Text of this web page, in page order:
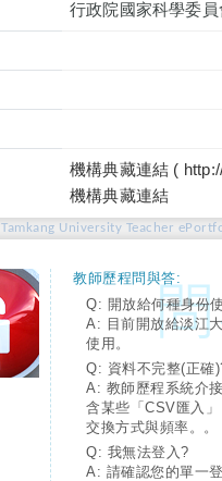
行政院國家科學委員
機構典藏連結 (
機構典藏連結
Tamkang University Teacher
教師歷程問與答:
Q: 開放給何種身份
A: 目前開放給淡江
使用。
Q: 資料不完整(正確
A: 教師歷程系統介
含某些「CSV匯入
交換方式與頻率。。
Q: 我無法登入?
A: 請確認您的單一